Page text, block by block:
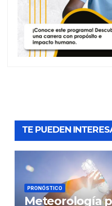
TE PUEDEN
PRONÓSTICO
Meteorología